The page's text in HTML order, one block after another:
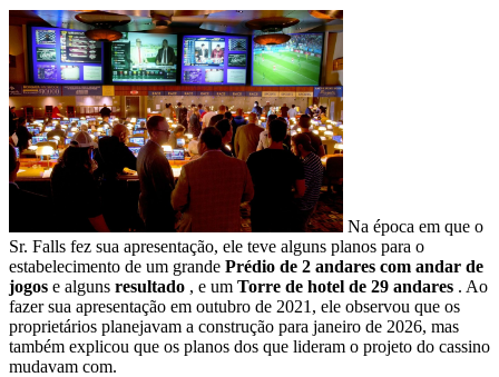
Na época em que o
Sr. Falls fez sua apresentação, ele teve alguns planos para o
estabelecimento de um grande Prédio de 2 andares com andar de
jogos e alguns resultado , e um Torre de hotel de 29 andares . Ao
fazer sua apresentação em outubro de 2021, ele observou que os
proprietários planejavam a construção para janeiro de 2026, mas
também explicou que os planos dos que lideram o projeto do cassino
mudavam com.